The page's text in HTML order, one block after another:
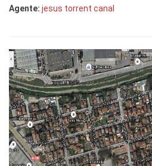
Agente: jesus torrent canal